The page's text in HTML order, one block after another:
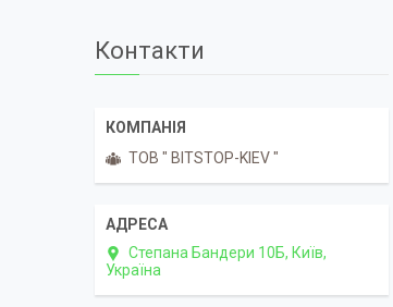
Контакти
ТОВ " BITSTOP-KIEV "
Степана Бандери 10Б, Київ,
Україна